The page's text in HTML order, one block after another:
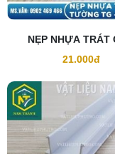
NẸP NHỰA TRÁT
TƯỜNG TG10
21.000đ